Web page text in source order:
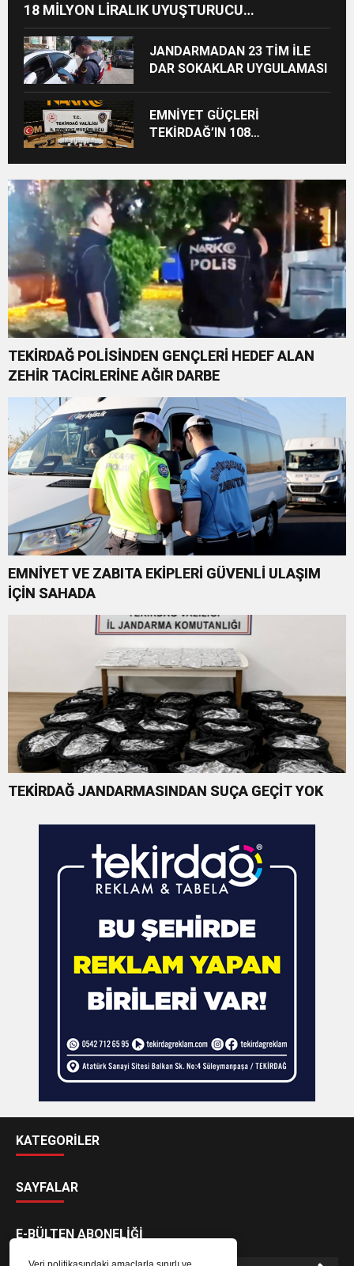
18 MİLYON LİRALIK UYUŞTURUCU
HAMMADDESİ ELE GEÇİRİLDİ
JANDARMADAN 23 TİM İLE
DAR SOKAKLAR UYGULAMASI
EMNİYET GÜÇLERİ
TEKİRDAĞ’IN 108
OPERASYONU YAPTI
TEKİRDAĞ POLİSİNDEN GENÇLERİ HEDEF ALAN
ZEHİR TACİRLERİNE AĞIR DARBE
EMNİYET VE ZABITA EKİPLERİ GÜVENLİ ULAŞIM
İÇİN SAHADA
TEKİRDAĞ JANDARMASINDAN SUÇA GEÇİT YOK
KATEGORİLER
SAYFALAR
E-BÜLTEN ABONELİĞİ